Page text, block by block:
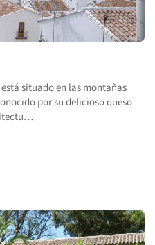
situado en las montañas
por su delicioso queso